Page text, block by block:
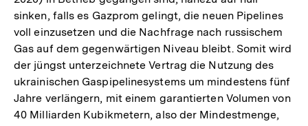
sinken, falls es Gazprom gelingt, die neuen Pipelines
voll einzusetzen und die Nachfrage nach russischem
Gas auf dem gegenwärtigen Niveau bleibt. Somit wird
der jüngst unterzeichnete Vertrag die Nutzung des
ukrainischen Gaspipelinesystems um mindestens fünf
Jahre verlängern, mit einem garantierten Volumen von
40 Milliarden Kubikmetern, also der Mindestmenge,